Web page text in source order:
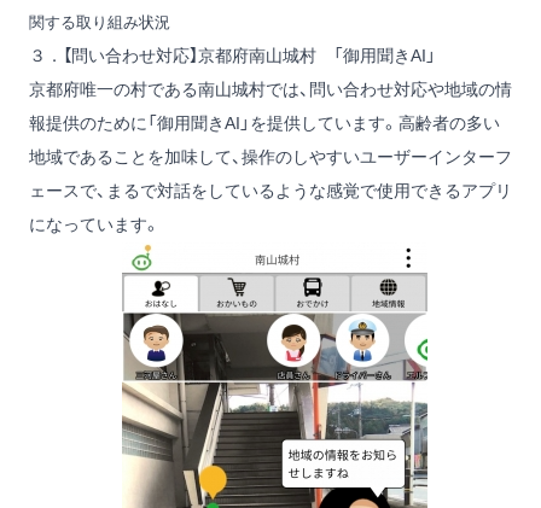
関する取り組み状況
３．【問い合わせ対応】京都府南山城村 「御用聞きAI」
京都府唯一の村である南山城村では、問い合わせ対応や地域の情
報提供のために「御用聞きAI」を提供しています。高齢者の多い
地域であることを加味して、操作のしやすいユーザーインターフ
ェースで、まるで対話をしているような感覚で使用できるアプリ
になっています。